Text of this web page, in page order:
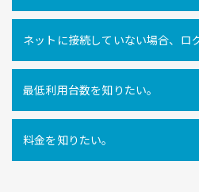
Windows10・11 全エディショ
12(Monterey)、13(Ventura)
利用時間ログ（PC利用開始・終
ネットに接続していない場合、ロ
インターネットに接続できない
用ログをパソコン内に一時的に
の再接続時に遡ってパソコン利
刻を行うことができます。
最低利用台数を知りたい。
10ライセンス以上からご利用い
料金を知りたい。